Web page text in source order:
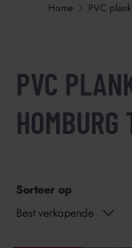
Home PVC
PVC
HOMBURG
Sorteer op
Best verkopende